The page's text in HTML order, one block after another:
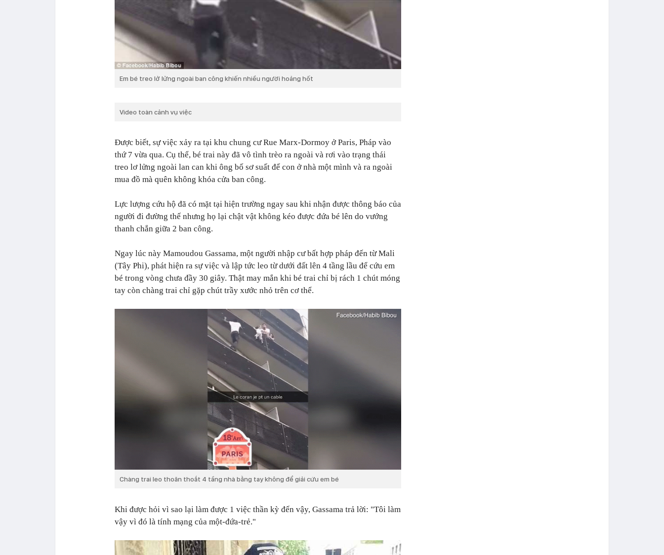
Em bé treo lở lửng ngoài ban công khiến nhiều người hoảng hốt
Video toàn cảnh vụ việc
Được biết, sự việc xảy ra tại khu chung cư Rue Marx-Dormoy ở Paris, Pháp vào
thứ 7 vừa qua. Cụ thể, bé trai này đã vô tình trèo ra ngoài và rơi vào trạng thái
treo lơ lửng ngoài lan can khi ông bố sơ suất để con ở nhà một mình và ra ngoài
mua đồ mà quên không khóa cửa ban công.
Lực lượng cứu hộ đã có mặt tại hiện trường ngay sau khi nhận được thông báo của
người đi đường thế nhưng họ lại chật vật không kéo được đứa bé lên do vướng
thanh chắn giữa 2 ban công.
Ngay lúc này Mamoudou Gassama, một người nhập cư bất hợp pháp đến từ Mali
(Tây Phi), phát hiện ra sự việc và lập tức leo từ dưới đất lên 4 tầng lầu để cứu em
bé trong vòng chưa đầy 30 giây. Thật may mắn khi bé trai chỉ bị rách 1 chút móng
tay còn chàng trai chỉ gặp chút trầy xước nhỏ trên cơ thể.
Chàng trai leo thoăn thoắt 4 tầng nhà bằng tay không để giải cứu em bé
Khi được hỏi vì sao lại làm được 1 việc thần kỳ đến vậy, Gassama trả lời: "Tôi làm
vậy vì đó là tính mạng của một-đứa-trẻ."